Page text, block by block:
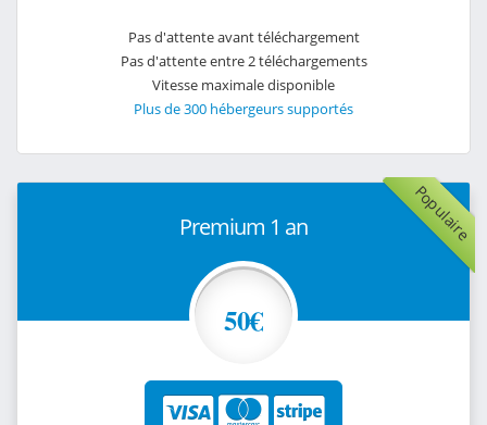
Pas d'attente avant téléchargement
Pas d'attente entre 2 téléchargements
Vitesse maximale disponible
Plus de 300 hébergeurs supportés
Populaire
Premium 1 an
50€